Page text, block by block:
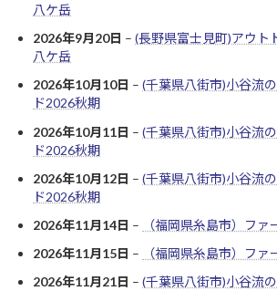
八ケ岳
2026年9月20日 – (長野県富士見町)アウト
八ケ岳
2026年10月10日 – (千葉県八街市)小谷流
ド2026秋期
2026年10月11日 – (千葉県八街市)小谷流
ド2026秋期
2026年10月12日 – (千葉県八街市)小谷流
ド2026秋期
2026年11月14日 –
（福岡県糸島市）フ
2026年11月15日 –
（福岡県糸島市）フ
2026年11月21日 – (千葉県八街市)小谷流